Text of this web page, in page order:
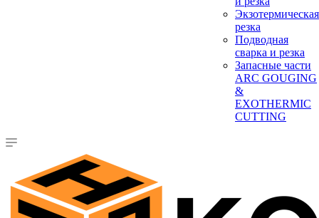
Экзотермическая
резка
Подводная
сварка и резка
Запасные части
ARC GOUGING
&
EXOTHERMIC
CUTTING